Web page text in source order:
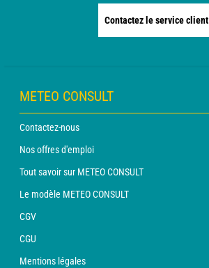
Contactez le service client
METEO CONSULT
Contactez-nous
Nos offres d'emploi
Tout savoir sur METEO CONSULT
Le modèle METEO CONSULT
CGV
CGU
Mentions légales